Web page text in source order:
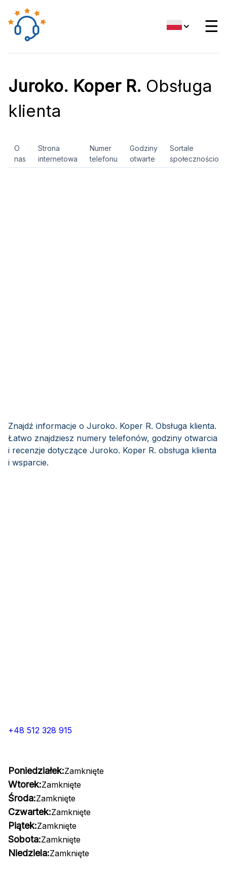
☰
Juroko. Koper R. Obsługa
klienta
O
nas
Strona
internetowa
Numer
telefonu
Godziny
otwarte
Sortale
Znajdź informacje o Juroko. Koper R. Obsługa klienta.
Łatwo znajdziesz numery telefonów, godziny otwarcia
i recenzje dotyczące Juroko. Koper R. obsługa klienta
i wsparcie.
+48 512 328 915
Poniedziałek:Zamknięte
Wtorek:Zamknięte
Środa:Zamknięte
Czwartek:Zamknięte
Piątek:Zamknięte
Sobota:Zamknięte
Niedziela:Zamknięte